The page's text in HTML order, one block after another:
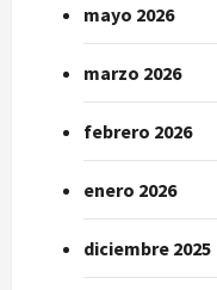
mayo 2026
marzo 2026
febrero 2026
enero 2026
diciembre 2025